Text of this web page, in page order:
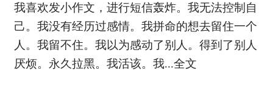
我喜欢发小作文，进行短信轰炸。我无法控制自
己。我没有经历过感情。我拼命的想去留住一个
人。我留不住。我以为感动了别人。得到了别人
厌烦。永久拉黑。我活该。我...全文